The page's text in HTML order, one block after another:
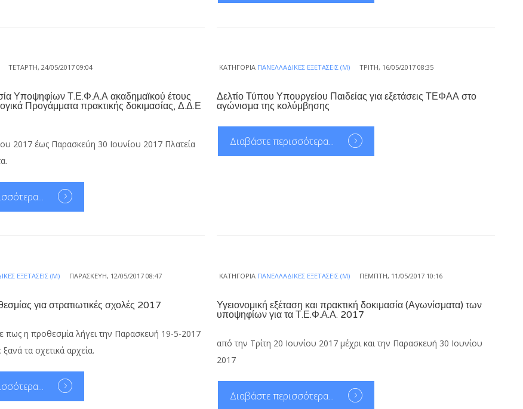
ΤΕΤΆΡΤΗ, 24/05/2017 09:04
Υποψηφίων Τ.Ε.Φ.Α.Α ακαδημαϊκού έτους
Προγάμματα πρακτικής δοκιμασίας, Δ.Δ.Ε
2017 έως Παρασκεύη 30 Ιουνίου 2017 Πλατεία
ΚΑΤΗΓΟΡΊΑ ΠΑΝΕΛΛΑΔΙΚΈΣ ΕΞΕΤΆΣΕΙΣ (Μ) ΤΡΊΤΗ, 16/05/2017 08:35
Δελτίο Τύπου Υπουργείου Παιδείας για εξετάσεις ΤΕΦΑΑ στο
αγώνισμα της κολύμβησης
Διαβάστε περισσότερα...
ΕΞΕΤΆΣΕΙΣ (Μ) ΠΑΡΑΣΚΕΥΉ, 12/05/2017 08:47
για στρατιωτικές σχολές 2017
πως η προθεσμία λήγει την Παρασκευή 19-5-2017
τα σχετικά αρχεία.
ΚΑΤΗΓΟΡΊΑ ΠΑΝΕΛΛΑΔΙΚΈΣ ΕΞΕΤΆΣΕΙΣ (Μ) ΠΈΜΠΤΗ, 11/05/2017 10:16
Υγειονομική εξέταση και πρακτική δοκιμασία (Αγωνίσματα) των
υποψηφίων για τα Τ.Ε.Φ.Α.Α. 2017
από την Τρίτη 20 Ιουνίου 2017 μέχρι και την Παρασκευή 30 Ιουνίου
2017
Διαβάστε περισσότερα...